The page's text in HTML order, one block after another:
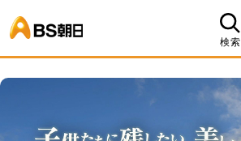
検索